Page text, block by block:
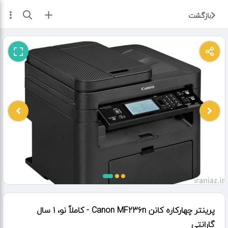
بازگشت ثبت آگهی
پرینتر چهارکاره کانن Canon MF236n - کاملاً نو، 1 سال
گارانتی